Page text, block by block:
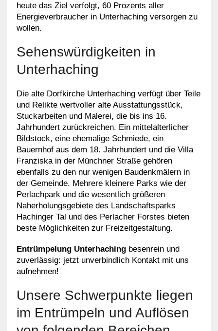
heute das Ziel verfolgt, 60 Prozents aller
Energieverbraucher in Unterhaching versorgen zu
wollen.
Sehenswürdigkeiten in
Unterhaching
Die alte Dorfkirche Unterhaching verfügt über Teile
und Relikte wertvoller alte Ausstattungsstück,
Stuckarbeiten und Malerei, die bis ins 16.
Jahrhundert zurückreichen. Ein mittelalterlicher
Bildstock, eine ehemalige Schmiede, ein
Bauernhof aus dem 18. Jahrhundert und die Villa
Franziska in der Münchner Straße gehören
ebenfalls zu den nur wenigen Baudenkmälern in
der Gemeinde. Mehrere kleinere Parks wie der
Perlachpark und die wesentlich größeren
Naherholungsgebiete des Landschaftsparks
Hachinger Tal und des Perlacher Forstes bieten
beste Möglichkeiten zur Freizeitgestaltung.
Entrümpelung Unterhachingbesenrein und
zuverlässig: jetzt unverbindlich Kontakt mit uns
aufnehmen!
Unsere Schwerpunkte liegen
im Entrümpeln und Auflösen